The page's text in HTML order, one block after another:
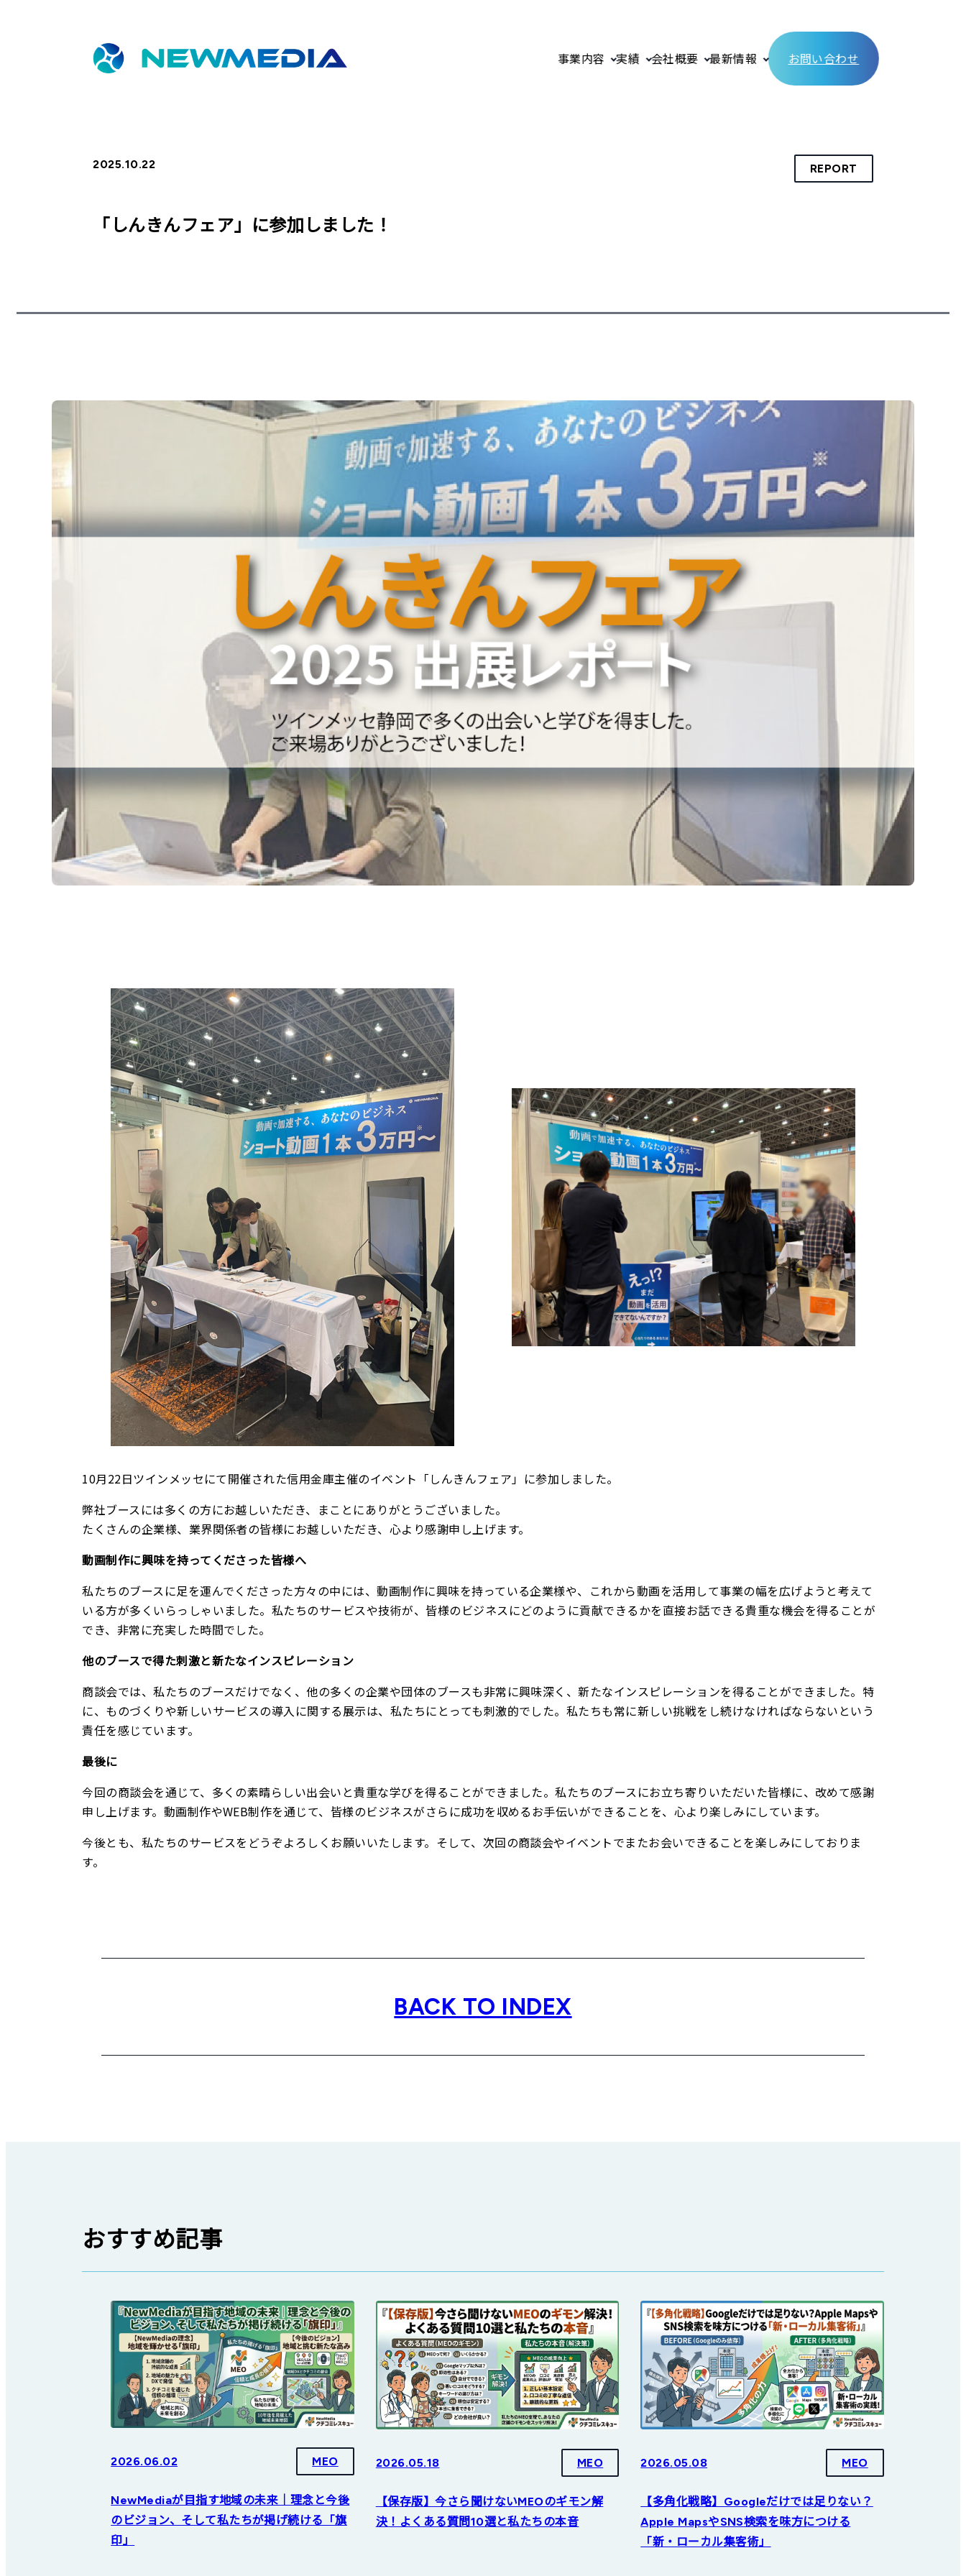
事業内容 実績 会社概要 最新情報 お問い合わせ
2025.10.22 REPORT
「しんきんフェア」に参加しました！
10月22日ツインメッセにて開催された信用金庫主催のイベント「しんきんフェア」に参加しました。
弊社ブースには多くの方にお越しいただき、まことにありがとうございました。
たくさんの企業様、業界関係者の皆様にお越しいただき、心より感謝申し上げます。
動画制作に興味を持ってくださった皆様へ
私たちのブースに足を運んでくださった方々の中には、動画制作に興味を持っている企業様や、これから動画を活用して事業の幅を広げようと考えて
いる方が多くいらっしゃいました。私たちのサービスや技術が、皆様のビジネスにどのように貢献できるかを直接お話できる貴重な機会を得ることが
でき、非常に充実した時間でした。
他のブースで得た刺激と新たなインスピレーション
商談会では、私たちのブースだけでなく、他の多くの企業や団体のブースも非常に興味深く、新たなインスピレーションを得ることができました。特
に、ものづくりや新しいサービスの導入に関する展示は、私たちにとっても刺激的でした。私たちも常に新しい挑戦をし続けなければならないという
責任を感じています。
最後に
今回の商談会を通じて、多くの素晴らしい出会いと貴重な学びを得ることができました。私たちのブースにお立ち寄りいただいた皆様に、改めて感謝
申し上げます。動画制作やWEB制作を通じて、皆様のビジネスがさらに成功を収めるお手伝いができることを、心より楽しみにしています。
今後とも、私たちのサービスをどうぞよろしくお願いいたします。そして、次回の商談会やイベントでまたお会いできることを楽しみにしておりま
す。
BACK TO INDEX
おすすめ記事
2026.06.02 MEO
NewMediaが目指す地域の未来｜理念と今後
のビジョン、そして私たちが掲げ続ける「旗
印」
2026.05.18 MEO
【保存版】今さら聞けないMEOのギモン解
決！よくある質問10選と私たちの本音
2026.05.08 MEO
【多角化戦略】Googleだけでは足りない？
Apple MapsやSNS検索を味方につける
「新・ローカル集客術」